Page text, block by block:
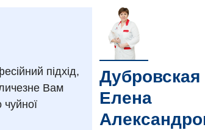
підхід,
Вам
Дубровская
Елена